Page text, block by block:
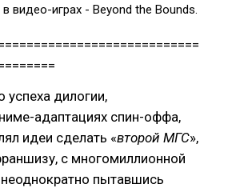
видео-играх - Beyond the Bounds.
успеха дилогии,
адаптациях спин-оффа,
идеи сделать «второй МГС»,
с многомиллионной
пытавшись